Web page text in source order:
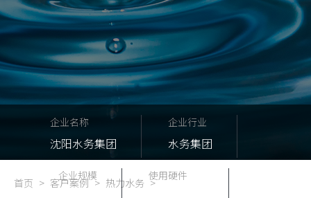
企业名称
沈阳水务集团
企业行业
水务集团
企业规模 使用硬件
首页 > 客户案例 > 热力水务 >